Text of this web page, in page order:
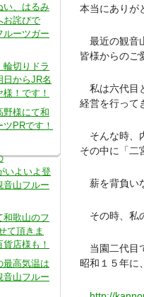
本当にありが
最近の観音
皆様からのご
私は六代目
経営を行って
そんな時、
その中に「二
薪を背負い
その時、私
当園二代目
昭和１５年に
い、はるみ
お詫びで
ルーツガー
輪切りドラ
日からJR名
！です！
野様にて和
PRです！
いよいよ登
音山フルー
和歌山のフ
て頂きま
店様も！
最高気温は
音山フルー